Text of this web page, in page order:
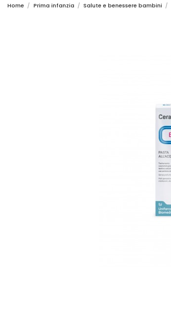
Home Prima infanzia Salute e benessere bambini